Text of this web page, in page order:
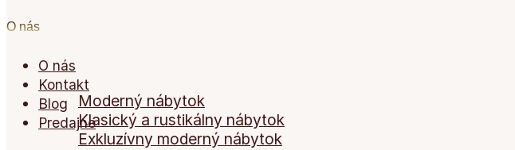
Moderný nábytok
Klasický a rustikálny nábytok
Exkluzívny moderný nábytok
O nás
O nás
Kontakt
Blog
Predajne